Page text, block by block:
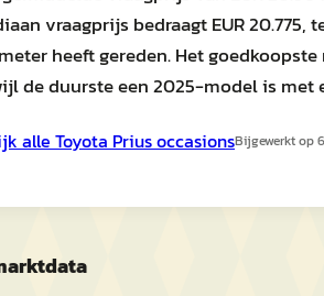
vraagprijs bedraagt EUR
heeft gereden. Het
de duurste een 2025-model is met
alle Toyota PriusoccasionsBijgewerkt op